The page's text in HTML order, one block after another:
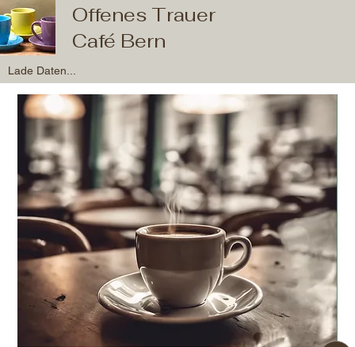
Lade Daten...
Offenes Trauer
Café Bern